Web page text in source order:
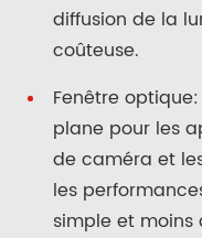
diffusion de la
coûteuse.
Fenêtre
plane pour les
de caméra et
les
simple et moins